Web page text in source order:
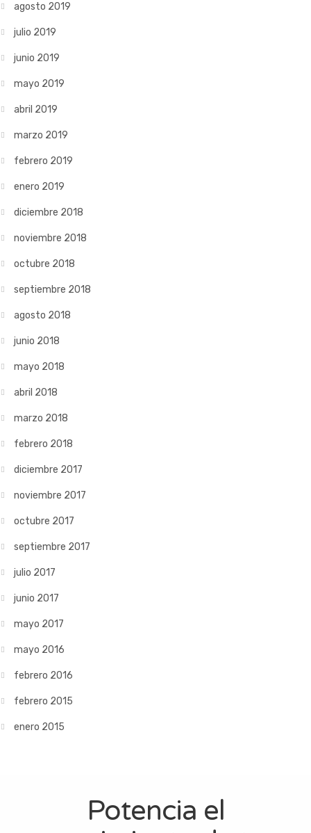
agosto 2019
julio 2019
junio 2019
mayo 2019
abril 2019
marzo 2019
febrero 2019
enero 2019
diciembre 2018
noviembre 2018
octubre 2018
septiembre 2018
agosto 2018
junio 2018
mayo 2018
abril 2018
marzo 2018
febrero 2018
diciembre 2017
noviembre 2017
octubre 2017
septiembre 2017
julio 2017
junio 2017
mayo 2017
mayo 2016
febrero 2016
febrero 2015
enero 2015
Potencia el